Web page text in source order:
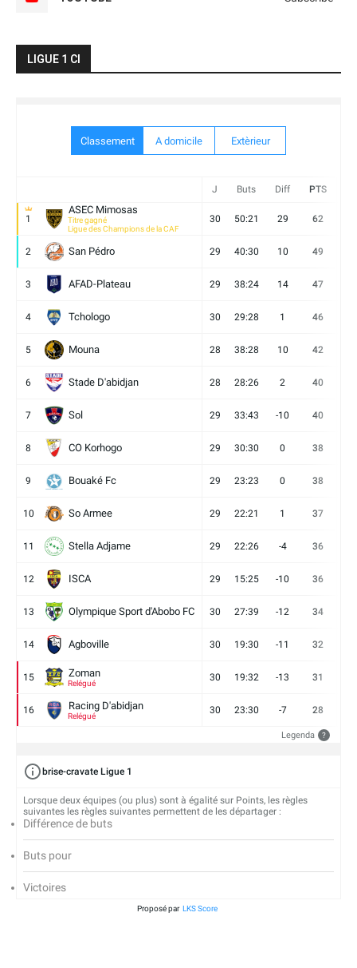
LIGUE 1 CI
Classement A domicile Extèrieur
J Buts Diff PTS
1
ASEC Mimosas
Titre gagné
Ligue des Champions de la CAF
30 50:21 29 62
2 San Pédro 29 40:30 10 49
3 AFAD-Plateau 29 38:24 14 47
4 Tchologo 30 29:28 1 46
5 Mouna 28 38:28 10 42
6 Stade D'abidjan 28 28:26 2 40
7 Sol 29 33:43 -10 40
8 CO Korhogo 29 30:30 0 38
9 Bouaké Fc 29 23:23 0 38
10 So Armee 29 22:21 1 37
11 Stella Adjame 29 22:26 -4 36
12 ISCA 29 15:25 -10 36
13 Olympique Sport d'Abobo FC 30 27:39 -12 34
14 Agboville 30 19:30 -11 32
15 Zoman
Relégué
30 19:32 -13 31
16 Racing D'abidjan
Relégué
30 23:30 -7 28
Legenda ?
brise-cravate Ligue 1
Lorsque deux équipes (ou plus) sont à égalité sur Points, les règles
suivantes les règles suivantes permettent de les départager :
Différence de buts
Buts pour
Victoires
Proposé par LKS Score